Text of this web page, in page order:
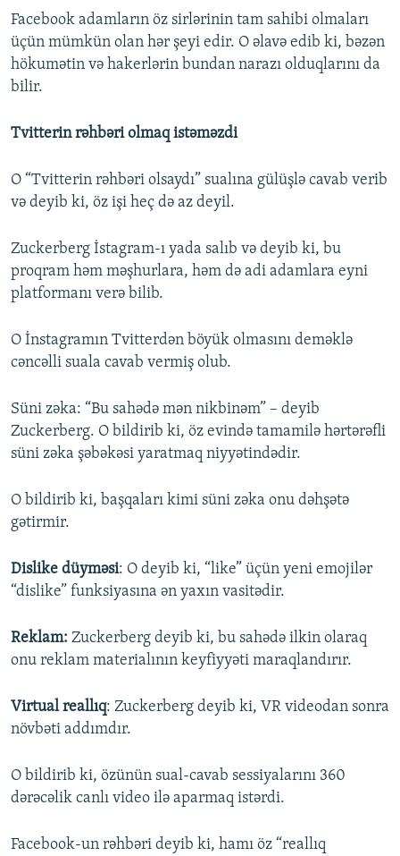
Facebook adamların öz sirlərinin tam sahibi olmaları
üçün mümkün olan hər şeyi edir. O əlavə edib ki, bəzən
hökumətin və hakerlərin bundan narazı olduqlarını da
bilir.
Tvitterin rəhbəri olmaq istəməzdi
O “Tvitterin rəhbəri olsaydı” sualına gülüşlə cavab verib
və deyib ki, öz işi heç də az deyil.
Zuckerberg İstagram-ı yada salıb və deyib ki, bu
proqram həm məşhurlara, həm də adi adamlara eyni
platformanı verə bilib.
O İnstagramın Tvitterdən böyük olmasını deməklə
cəncəlli suala cavab vermiş olub.
Süni zəka: “Bu sahədə mən nikbinəm” – deyib
Zuckerberg. O bildirib ki, öz evində tamamilə hərtərəfli
süni zəka şəbəkəsi yaratmaq niyyətindədir.
O bildirib ki, başqaları kimi süni zəka onu dəhşətə
gətirmir.
Dislike düyməsi: O deyib ki, “like” üçün yeni emojilər
“dislike” funksiyasına ən yaxın vasitədir.
Reklam: Zuckerberg deyib ki, bu sahədə ilkin olaraq
onu reklam materialının keyfiyyəti maraqlandırır.
Virtual reallıq: Zuckerberg deyib ki, VR videodan sonra
növbəti addımdır.
O bildirib ki, özünün sual-cavab sessiyalarını 360
dərəcəlik canlı video ilə aparmaq istərdi.
Facebook-un rəhbəri deyib ki, hamı öz “reallıq